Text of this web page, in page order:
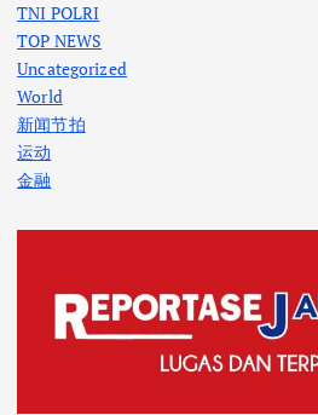
TNI POLRI
TOP NEWS
Uncategorized
World
新闻节拍
运动
金融